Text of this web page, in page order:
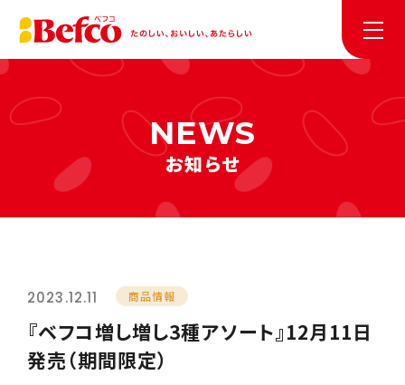
お知らせ
2023.12.11 商品情報
『ベフコ増し増し3種アソート』12月11日
発売（期間限定）